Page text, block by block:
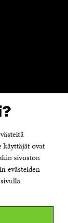
käyttäjät ovat
sivuston
evästeiden
Sitra